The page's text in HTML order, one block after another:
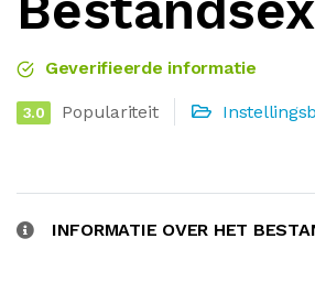
Geverifieerde informatie
3.0 Populariteit
INFORMATIE OVER HET